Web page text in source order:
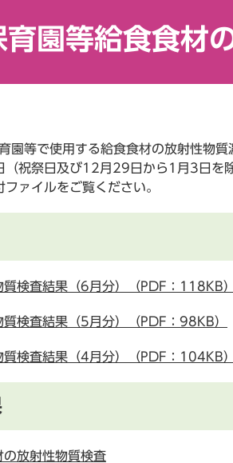
園等給食食材
等で使用する給食食材の放射性物質
（祝祭日及び12月29日から1月3日を
ァイルをご覧ください。
検査結果（6月分）（PDF：118KB）
検査結果（5月分）（PDF：98KB）
検査結果（4月分）（PDF：104KB）
放射性物質検査